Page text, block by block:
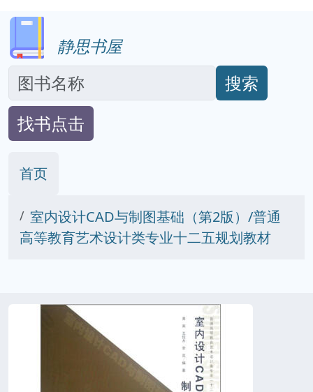
静思书屋
搜索
找书点击
首页
室内设计CAD与制图基础（第2版）/普通
高等教育艺术设计类专业十二五规划教材